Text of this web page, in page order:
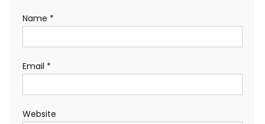
Name *
Email *
Website